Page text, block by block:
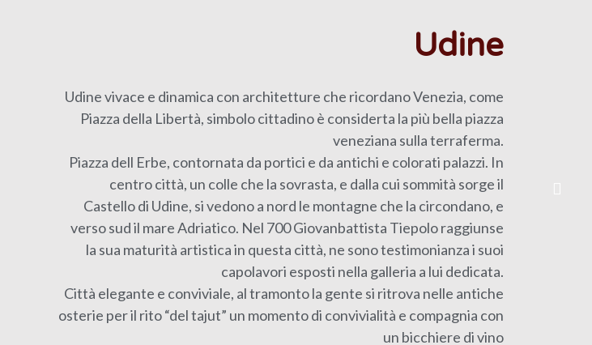
Udine
Udine vivace e dinamica con architetture che ricordano Venezia, come
Piazza della Libertà, simbolo cittadino è considerta la più bella piazza
veneziana sulla terraferma.
Piazza dell Erbe, contornata da portici e da antichi e colorati palazzi. In
centro città, un colle che la sovrasta, e dalla cui sommità sorge il
Castello di Udine, si vedono a nord le montagne che la circondano, e
verso sud il mare Adriatico. Nel 700 Giovanbattista Tiepolo raggiunse
la sua maturità artistica in questa città, ne sono testimonianza i suoi
capolavori esposti nella galleria a lui dedicata.
Città elegante e conviviale, al tramonto la gente si ritrova nelle antiche
osterie per il rito “del tajut” un momento di convivialità e compagnia con
un bicchiere di vino